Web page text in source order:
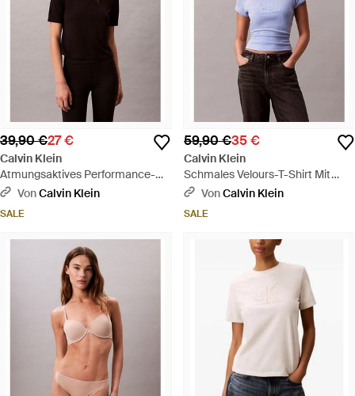
39,90 €27 €
Calvin Klein
Atmungsaktives Performance-
Gym-T-Shirt - Schwarz
VonCalvin Klein
SALE
59,90 €35 €
Calvin Klein
Schmales Velours-T-Shirt Mit
Grafischem Logo - Blau
VonCalvin Klein
SALE